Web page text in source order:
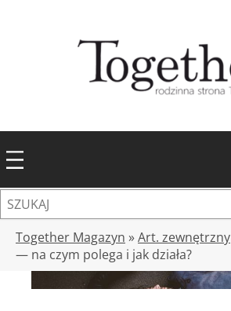
z
Together Magazyn »Art. zewnętrzny
— na czym polega i jak działa?